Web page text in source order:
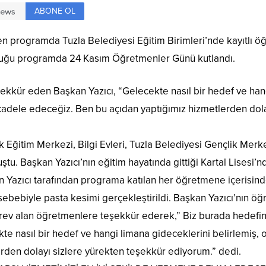
ABONE OL
Tuzla Belediyesi Eğitim Birimleri’nde kayıtlı
programda 24 Kasım Öğretmenler Günü kutlandı.
eden Başkan Yazıcı, “Gelecekte nasıl bir hedef ve
edeceğiz. Ben bu açıdan yaptığımız hizmetlerden
Eğitim Merkezi, Bilgi Evleri, Tuzla Belediyesi Gençlik
Başkan Yazıcı’nın eğitim hayatında gittiği Kartal
Yazıcı tarafından programa katılan her öğretmene
pasta kesimi gerçekleştirildi. Başkan Yazıcı’nın
alan öğretmenlere teşekkür ederek,” Biz burada
nasıl bir hedef ve hangi limana gideceklerini belirlemiş,
dolayı sizlere yürekten teşekkür ediyorum.” dedi.